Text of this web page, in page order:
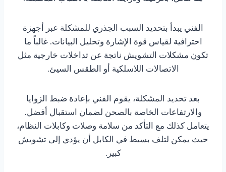
الفني يبدأ بتحديد السبب الجذري للمشكلة عبر أجهزة
احترافية لقياس قوة الإشارة وتحليل البيانات. غالباً ما
تكون مشكلات التشويش ناتجة عن تداخلات خارجية مثل
الاتصالات اللاسلكية أو الطقس السيئ.
بعد تحديد المشكلة، يقوم الفني بإعادة ضبط الزوايا
والارتفاعات الخاصة بالصحن لضمان استقبال أفضل.
يتعامل كذلك مع التأكد من سلامة وصلات وكابلات النظام،
حيث يمكن لتلف بسيط في الكابل أن يؤدي إلى تشويش
كبير.